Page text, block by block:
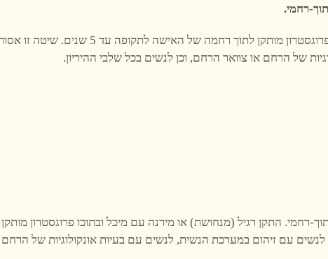
רחמי.
התקן רגיל (מנחושת) או מירנה עם מיכל ובתוכו פרוגסטרון מותקן לתוך
של הרחם או צוואר הרחם, וכן לנשים בכל שלבי ההיריון.
רחמי. התקן רגיל (מנחושת) או מירנה עם מיכל ובתוכו פרוגסטרון
שיטה זו אסורה לנשים עם זיהום במערכת הנשית, לנשים עם בעיות אונקולוגיות של